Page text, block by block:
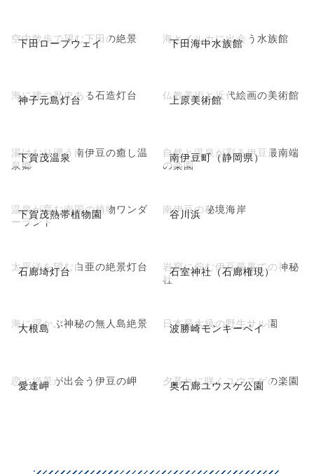
下田ロープウェイ
空中散歩で望む下田の絶景 下田海中水族館
海とイルカに出会う水族館
神子元島灯台
海に建つ歴史ある石造灯台 上原美術館
仏教美術と近代絵画の美術館
下賀茂温泉
湯けむり漂う南伊豆の癒し温
泉郷
南伊豆町（静岡県）
自然と温泉が彩る伊豆最南端
の楽園
下賀茂熱帯植物園
温泉が育む南国の植物ワンダ
ーランド
谷川浜
南伊豆の秘境海岸
石廊埼灯台
太平洋を望む白亜の絶景灯台 石室神社（石廊権現）
岩窟に佇む伊豆最果ての神秘
社
大根島
海に浮かぶ神秘の無人島絶景 波勝崎モンキーベイ
日本最大級の野生サル園
愛逢岬
恋と絶景が出会う伊豆の岬 奥石廊ユウスゲ公園
夕暮れに咲くユウスゲの楽園